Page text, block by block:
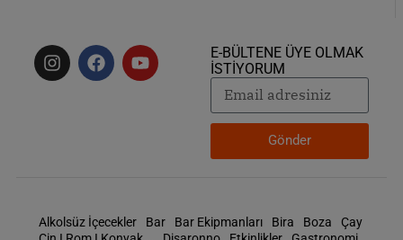
E-BÜLTENE ÜYE OLMAK
İSTİYORUM
Gönder
Alkolsüz İçecekler Bar Bar Ekipmanları Bira Boza
Çay